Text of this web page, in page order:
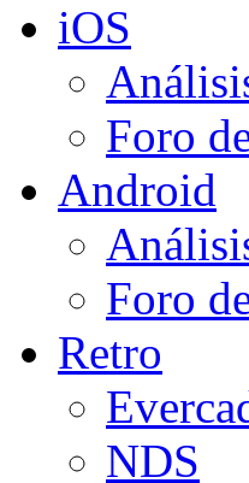
iOS
Foro
Android
Foro
Retro
NDS